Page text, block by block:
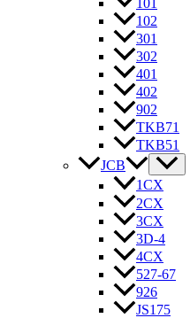
101
102
301
302
401
402
902
TKB71
TKB51
JCB
1CX
2CX
3CX
3D-4
4CX
527-67
926
JS175